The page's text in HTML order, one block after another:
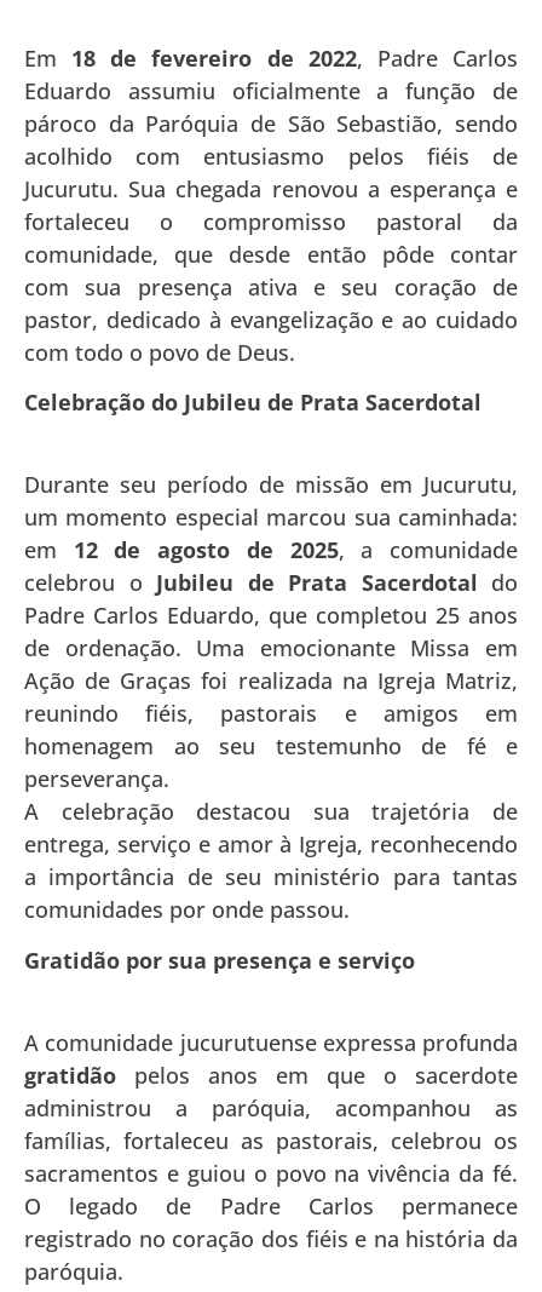
Em 18 de fevereiro de 2022, Padre Carlos
Eduardo assumiu oficialmente a função de
pároco da Paróquia de São Sebastião, sendo
acolhido com entusiasmo pelos fiéis de
Jucurutu. Sua chegada renovou a esperança e
fortaleceu o compromisso pastoral da
comunidade, que desde então pôde contar
com sua presença ativa e seu coração de
pastor, dedicado à evangelização e ao cuidado
com todo o povo de Deus.
Celebração do Jubileu de Prata Sacerdotal
Durante seu período de missão em Jucurutu,
um momento especial marcou sua caminhada:
em 12 de agosto de 2025, a comunidade
celebrou o Jubileu de Prata Sacerdotal do
Padre Carlos Eduardo, que completou 25 anos
de ordenação. Uma emocionante Missa em
Ação de Graças foi realizada na Igreja Matriz,
reunindo fiéis, pastorais e amigos em
homenagem ao seu testemunho de fé e
perseverança.
A celebração destacou sua trajetória de
entrega, serviço e amor à Igreja, reconhecendo
a importância de seu ministério para tantas
comunidades por onde passou.
Gratidão por sua presença e serviço
A comunidade jucurutuense expressa profunda
gratidão pelos anos em que o sacerdote
administrou a paróquia, acompanhou as
famílias, fortaleceu as pastorais, celebrou os
sacramentos e guiou o povo na vivência da fé.
O legado de Padre Carlos permanece
registrado no coração dos fiéis e na história da
paróquia.